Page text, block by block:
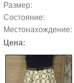
Размер:
Состояние:
Местонахождение:
Цена: